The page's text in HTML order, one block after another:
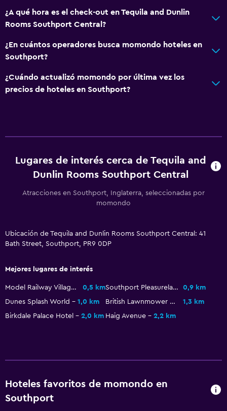
¿A qué hora es el check-out en Tequila and Dunlin
Rooms Southport Central?
¿En cuántos operadores busca momondo hoteles en
Southport?
¿Cuándo actualizó momondo por última vez los
precios de hoteles en Southport?
Lugares de interés cerca de Tequila and
Dunlin Rooms Southport Central
Atracciones en Southport, Inglaterra, seleccionadas por
momondo
Ubicación de Tequila and Dunlin Rooms Southport Central: 41
Bath Street, Southport, PR9 0DP
Mejores lugares de interés
Model Railway Village 0,5 km Southport Pleasureland
0,9 km
Dunes Splash World
1,0 km British Lawnmower Museum
1,3 km
Birkdale Palace Hotel
2,0 km Haig Avenue 2,2 km
Hoteles favoritos de momondo en
Southport